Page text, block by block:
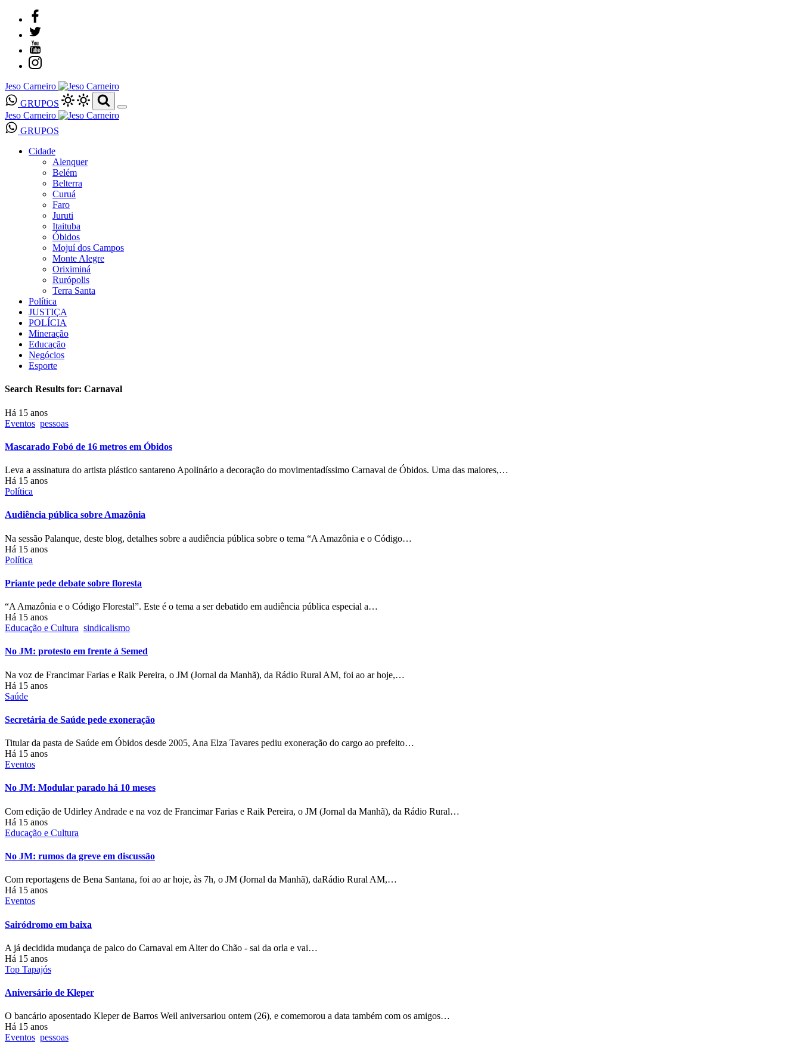
Jeso Carneiro
GRUPOS
Jeso Carneiro
GRUPOS
Cidade
Alenquer
Belém
Belterra
Curuá
Faro
Juruti
Itaituba
Óbidos
Mojuí dos Campos
Monte Alegre
Oriximiná
Rurópolis
Terra Santa
Política
JUSTIÇA
POLÍCIA
Mineração
Educação
Negócios
Esporte
Search Results for: Carnaval
Há 15 anos
Eventos pessoas
Mascarado Fobó de 16 metros em Óbidos
Leva a assinatura do artista plástico santareno Apolinário a decoração do movimentadíssimo Carnaval de Óbidos. Uma das maiores,…
Há 15 anos
Política
Audiência pública sobre Amazônia
Na sessão Palanque, deste blog, detalhes sobre a audiência pública sobre o tema “A Amazônia e o Código…
Há 15 anos
Política
Priante pede debate sobre floresta
“A Amazônia e o Código Florestal”. Este é o tema a ser debatido em audiência pública especial a…
Há 15 anos
Educação e Cultura sindicalismo
No JM: protesto em frente à Semed
Na voz de Francimar Farias e Raik Pereira, o JM (Jornal da Manhã), da Rádio Rural AM, foi ao ar hoje,…
Há 15 anos
Saúde
Secretária de Saúde pede exoneração
Titular da pasta de Saúde em Óbidos desde 2005, Ana Elza Tavares pediu exoneração do cargo ao prefeito…
Há 15 anos
Eventos
No JM: Modular parado há 10 meses
Com edição de Udirley Andrade e na voz de Francimar Farias e Raik Pereira, o JM (Jornal da Manhã), da Rádio Rural…
Há 15 anos
Educação e Cultura
No JM: rumos da greve em discussão
Com reportagens de Bena Santana, foi ao ar hoje, às 7h, o JM (Jornal da Manhã), daRádio Rural AM,…
Há 15 anos
Eventos
Sairódromo em baixa
A já decidida mudança de palco do Carnaval em Alter do Chão - sai da orla e vai…
Há 15 anos
Top Tapajós
Aniversário de Kleper
O bancário aposentado Kleper de Barros Weil aniversariou ontem (26), e comemorou a data também com os amigos…
Há 15 anos
Eventos pessoas